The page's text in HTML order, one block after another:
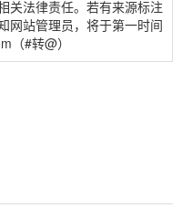
关法律责任。若有来源标注
网站管理员，将于第一时间
（#转@）